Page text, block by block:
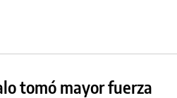
tomó mayor fuerza